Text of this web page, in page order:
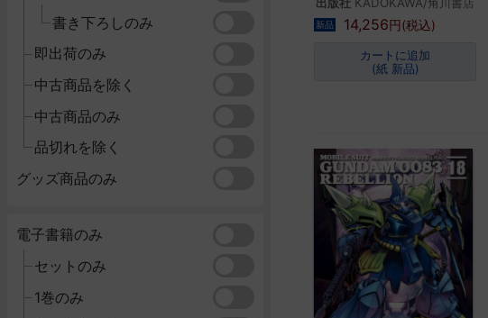
書き下ろしのみ
即出荷のみ
中古商品を除く
中古商品のみ
品切れを除く
グッズ商品のみ
電子書籍のみ
セットのみ
1巻のみ
新品 14,256円(税込)
カートに追加
(紙 新品)